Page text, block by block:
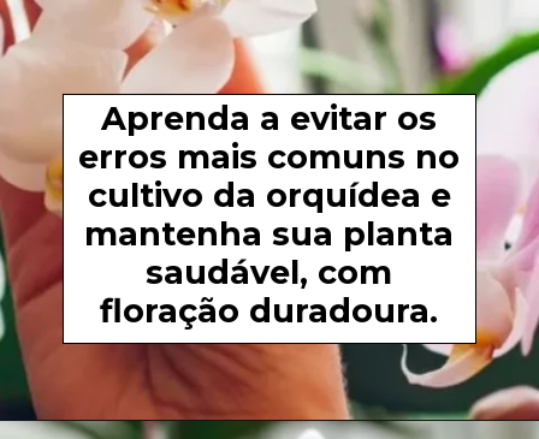
Aprenda a evitar os
erros mais comuns no
cultivo da orquídea e
mantenha sua planta
saudável, com
floração duradoura.